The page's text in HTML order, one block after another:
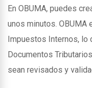
En OBUMA, puedes
unos minutos. OBUMA
Impuestos Internos, lo
Documentos
sean revisados y